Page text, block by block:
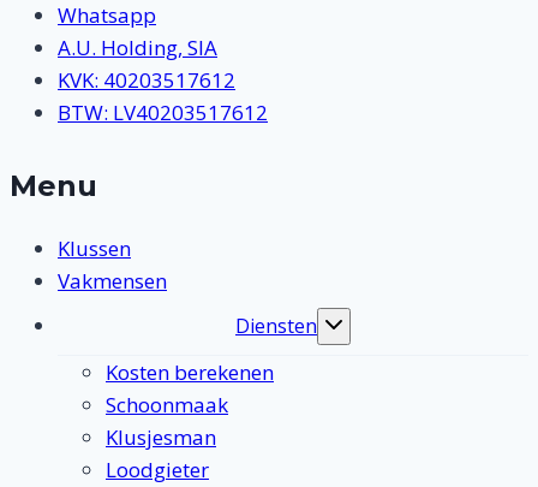
Whatsapp
A.U. Holding, SIA
KVK: 40203517612
BTW: LV40203517612
Menu
Klussen
Vakmensen
Diensten
Toggle
Kosten berekenen
Schoonmaak
Klusjesman
Loodgieter